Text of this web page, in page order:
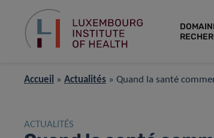
Accueil » Actualités » Quand la santé
ACTUALITÉS